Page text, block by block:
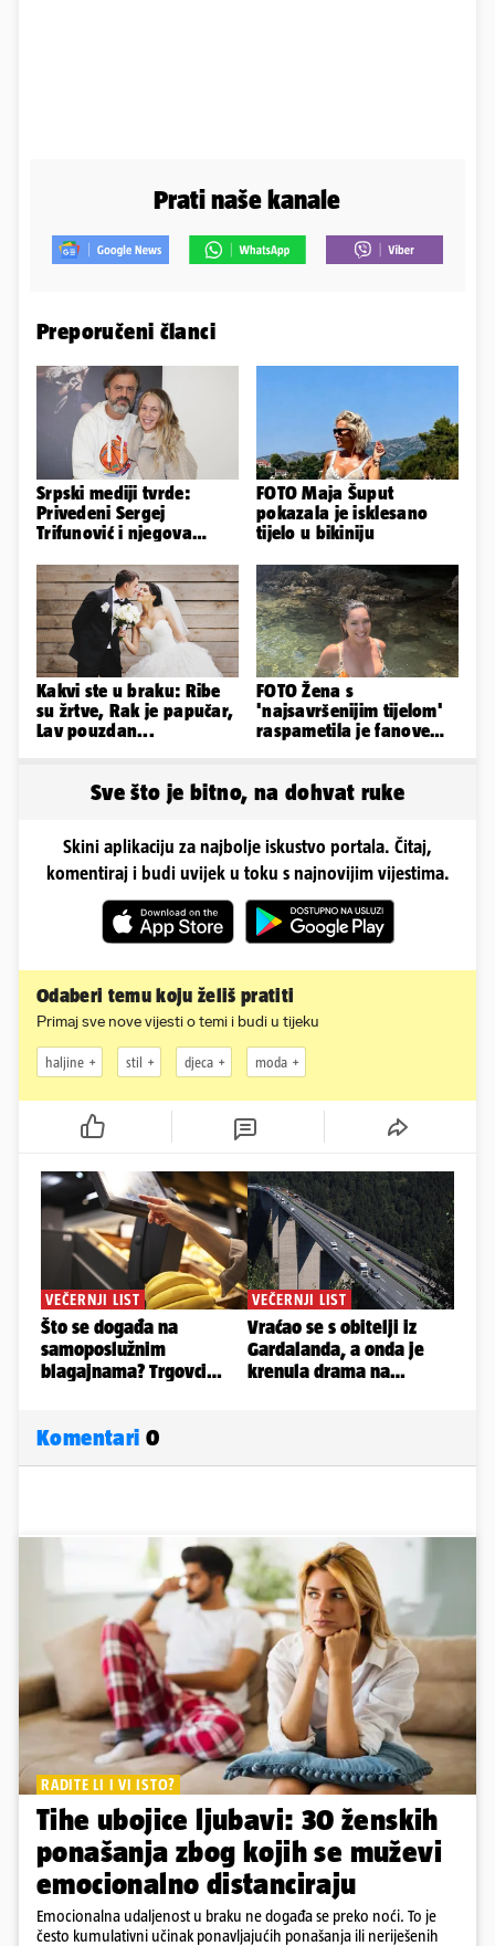
Prati naše kanale
Preporučeni članci
Srpski mediji tvrde:
Privedeni Sergej
Trifunović i njegova
incident
FOTO Maja Šuput
pokazala je isklesano
tijelo u bikiniju
Kakvi ste u braku: Ribe
su žrtve, Rak je papučar,
Lav pouzdan...
FOTO Žena s
'najsavršenijim tijelom'
raspametila je fanove
Sve što je bitno, na dohvat ruke
Skini aplikaciju za najbolje iskustvo portala. Čitaj,
komentiraj i budi uvijek u toku s najnovijim vijestima.
Odaberi temu koju želiš pratiti
Primaj sve nove vijesti o temi i budi u tijeku
haljine stil djeca moda
Komentari 0
RADITE LI I VI ISTO?
Tihe ubojice ljubavi: 30 ženskih
ponašanja zbog kojih se muževi
emocionalno distanciraju
Emocionalna udaljenost u braku ne događa se preko noći. To je
često kumulativni učinak ponavljajućih ponašanja ili neriješenih